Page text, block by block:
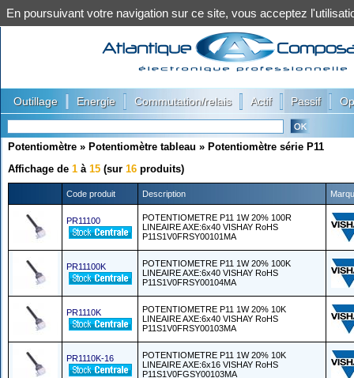
Outillage Energie Commutation/relais Actif Passif
Potentiomètre » Potentiomètre tableau » Potentiomètre série P11
Affichage de 1 à 15 (sur 16 produits)
Code produit Description
PR11100
POTENTIOMETRE P11 1W 20% 100R
LINEAIRE AXE:6x40 VISHAY RoHS
P11S1V0FRSY00101MA
PR11100K
POTENTIOMETRE P11 1W 20% 100K
LINEAIRE AXE:6x40 VISHAY RoHS
P11S1V0FRSY00104MA
PR1110K
POTENTIOMETRE P11 1W 20% 10K
LINEAIRE AXE:6x40 VISHAY RoHS
P11S1V0FRSY00103MA
PR1110K-16
POTENTIOMETRE P11 1W 20% 10K
LINEAIRE AXE:6x16 VISHAY RoHS
P11S1V0FGSY00103MA
En poursuivant votre navigation sur ce site, vous acceptez